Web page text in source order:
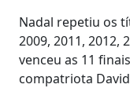
Nadal repetiu os
2009, 2011, 2012,
venceu as 11
compatriota